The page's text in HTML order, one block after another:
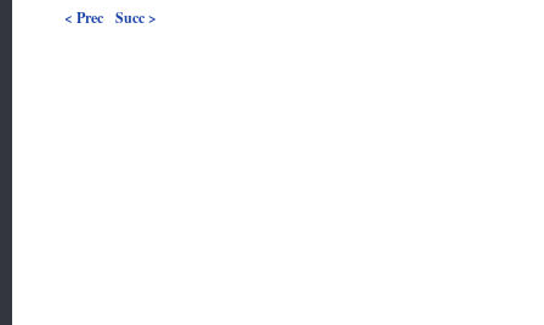
< Prec Succ >